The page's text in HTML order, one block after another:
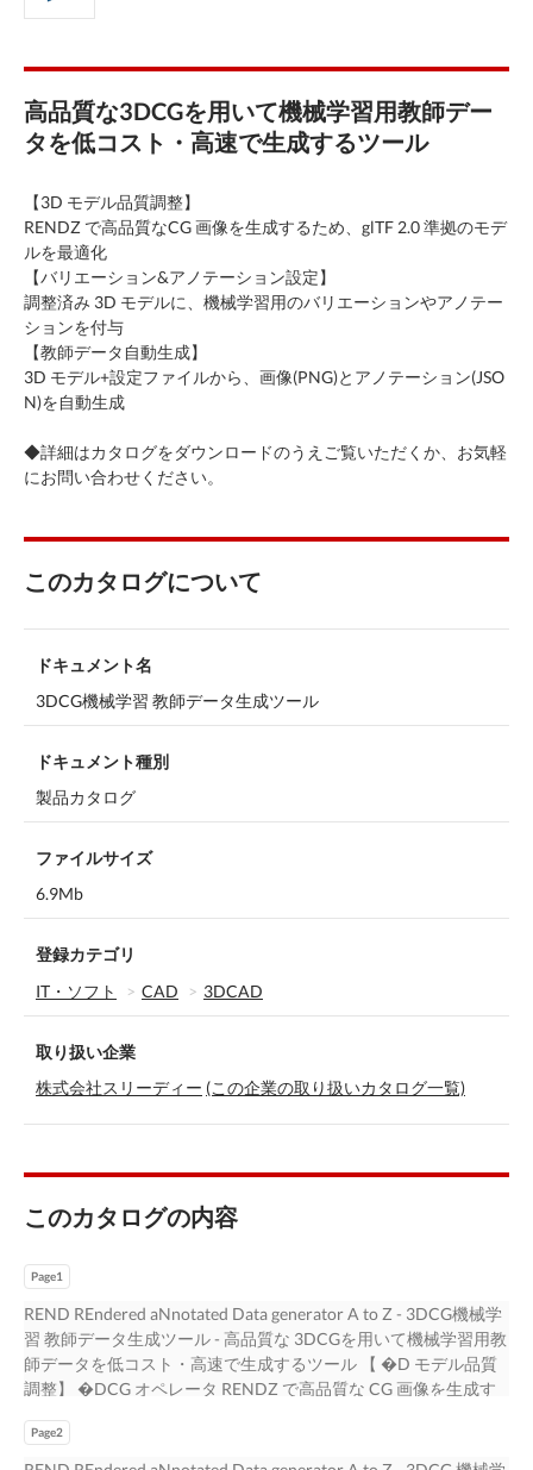
高品質な3DCGを用いて機械学習用教師デー
タを低コスト・高速で生成するツール
【3D モデル品質調整】
RENDZ で高品質なCG 画像を生成するため、glTF 2.0 準拠のモデ
ルを最適化
【バリエーション&アノテーション設定】
調整済み 3D モデルに、機械学習用のバリエーションやアノテー
ションを付与
【教師データ自動生成】
3D モデル+設定ファイルから、画像(PNG)とアノテーション(JSO
N)を自動生成
◆詳細はカタログをダウンロードのうえご覧いただくか、お気軽
にお問い合わせください。
このカタログについて
ドキュメント名
3DCG機械学習 教師データ生成ツール
ドキュメント種別
製品カタログ
ファイルサイズ
6.9Mb
登録カテゴリ
IT・ソフト
CAD 3DCAD
取り扱い企業
株式会社スリーディー (この企業の取り扱いカタログ一覧)
このカタログの内容
Page1
REND REndered aNnotated Data generator A to Z - 3DCG機械学
習 教師データ生成ツール - 高品質な 3DCGを用いて機械学習用教
師データを低コスト・高速で生成するツール 【 �D モデル品質
調整】 �DCG オペレータ RENDZ で高品質な CG 画像を生成す
ノテーション設定】 機械学習エンジニア 調整済み 3D モデル
に、機械学習用のバリエーションやアノテーションを付与 【教
Page2